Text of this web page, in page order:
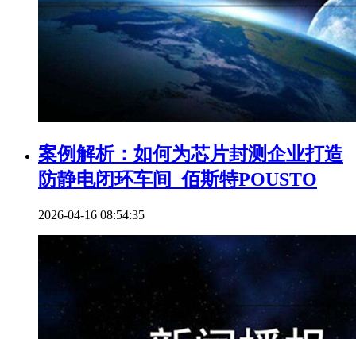
案例解析：如何为芯片封测企业打造
防静电闭环车间_佰斯特POUSTO
2026-04-16 08:54:35